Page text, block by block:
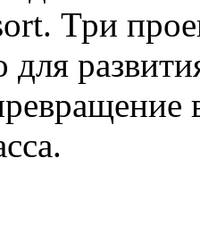
Три
для